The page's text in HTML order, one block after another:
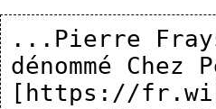
...Pierre
dénommé
[https://